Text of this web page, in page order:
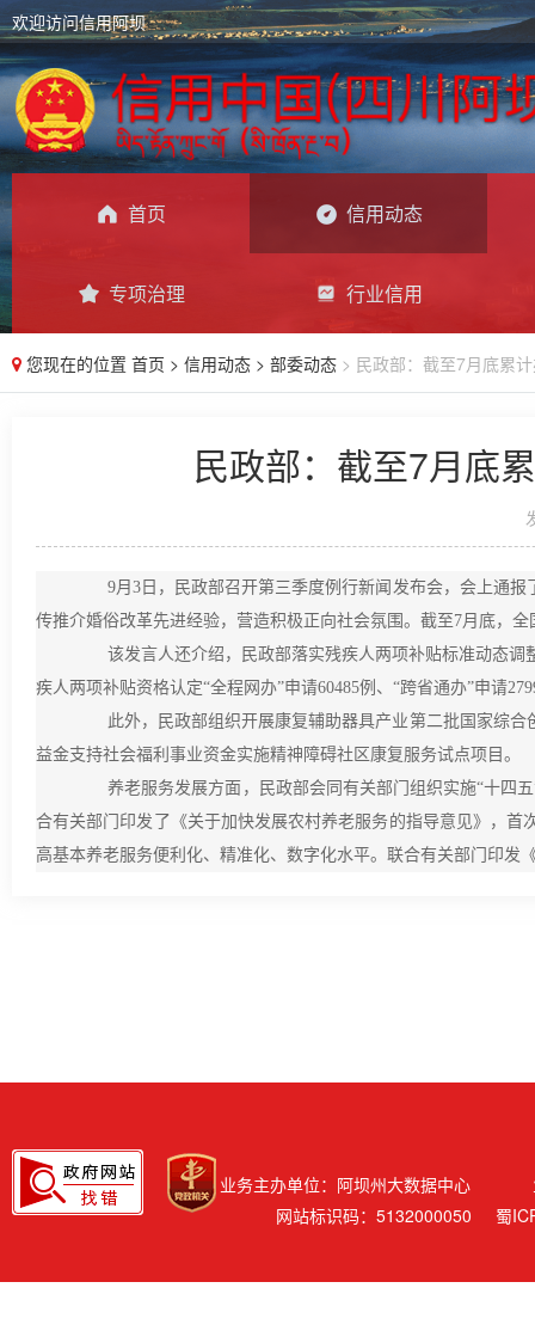
欢迎访问信用阿坝
首页 信用动态
专项治理 行业信用
您现在的位置 首页 > 信用动态 > 部委动态 > 民政部：截至7月底累
民政部：截至7月底
9月3日，民政部召开第三季度例行新闻发布会，会上通报
传推介婚俗改革先进经验，营造积极正向社会氛围。截至7月底，
该发言人还介绍，民政部落实残疾人两项补贴标准动态调
疾人两项补贴资格认定“全程网办”申请60485例、“跨省通办”申请
此外，民政部组织开展康复辅助器具产业第二批国家综合
益金支持社会福利事业资金实施精神障碍社区康复服务试点项目。
养老服务发展方面，民政部会同有关部门组织实施“十四五
合有关部门印发了《关于加快发展农村养老服务的指导意见》，
高基本养老服务便利化、精准化、数字化水平。联合有关部门印
业务主办单位：阿坝州大数据中心
网站标识码：5132000050
蜀